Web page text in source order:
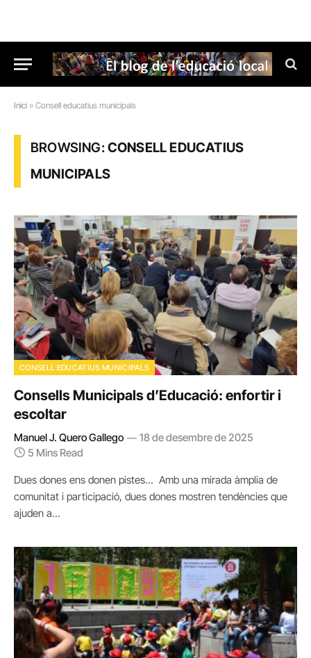
Inici » Consell educatius municipals
BROWSING:CONSELL EDUCATIUS
MUNICIPALS
CONSELL EDUCATIUS MUNICIPALS
Consells Municipals d’Educació: enfortir i
escoltar
Manuel J. Quero Gallego
18 de desembre de 2025
5 Mins Read
Dues dones ens donen pistes… Amb una mirada àmplia de
comunitat i participació, dues dones mostren tendències que
ajuden a…